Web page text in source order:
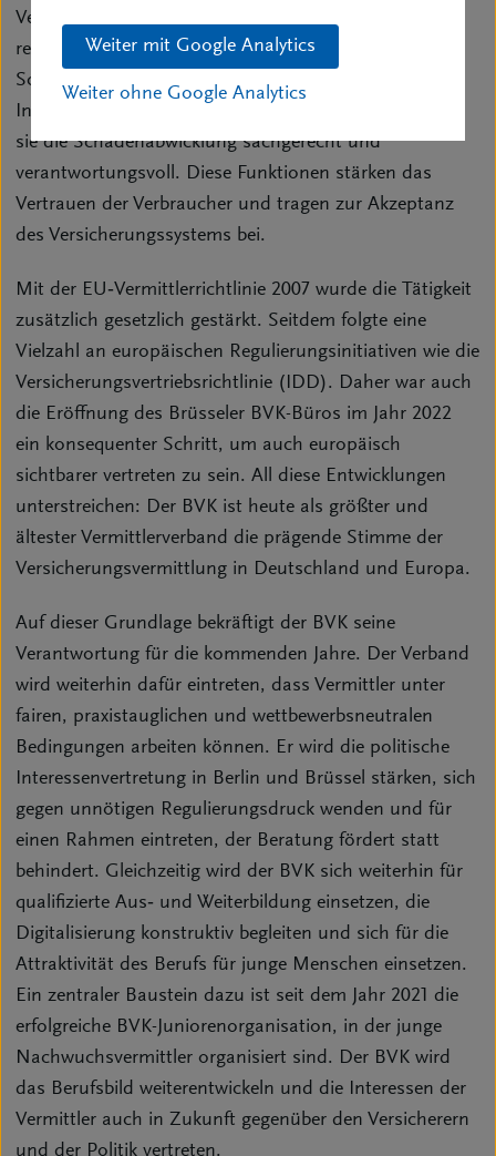
Weiter mit Google Analytics
Weiter ohne Google Analytics
Versicherungsunternehmens Schäden des Kunden
regulieren, nehmen Versicherungsmakler im
Schadenmanagement eine andere Rolle ein. Als
Interessenvertreter der Versicherungsnehmer begleiten
sie die Schadenabwicklung sachgerecht und
verantwortungsvoll. Diese Funktionen stärken das
Vertrauen der Verbraucher und tragen zur Akzeptanz
des Versicherungssystems bei.
Mit der EU‑Vermittlerrichtlinie 2007 wurde die Tätigkeit
zusätzlich gesetzlich gestärkt. Seitdem folgte eine
Vielzahl an europäischen Regulierungsinitiativen wie die
Versicherungsvertriebsrichtlinie (IDD). Daher war auch
die Eröffnung des Brüsseler BVK-Büros im Jahr 2022
ein konsequenter Schritt, um auch europäisch
sichtbarer vertreten zu sein. All diese Entwicklungen
unterstreichen: Der BVK ist heute als größter und
ältester Vermittlerverband die prägende Stimme der
Versicherungsvermittlung in Deutschland und Europa.
Auf dieser Grundlage bekräftigt der BVK seine
Verantwortung für die kommenden Jahre. Der Verband
wird weiterhin dafür eintreten, dass Vermittler unter
fairen, praxistauglichen und wettbewerbsneutralen
Bedingungen arbeiten können. Er wird die politische
Interessenvertretung in Berlin und Brüssel stärken, sich
gegen unnötigen Regulierungsdruck wenden und für
einen Rahmen eintreten, der Beratung fördert statt
behindert. Gleichzeitig wird der BVK sich weiterhin für
qualifizierte Aus‑ und Weiterbildung einsetzen, die
Digitalisierung konstruktiv begleiten und sich für die
Attraktivität des Berufs für junge Menschen einsetzen.
Ein zentraler Baustein dazu ist seit dem Jahr 2021 die
erfolgreiche BVK-Juniorenorganisation, in der junge
Nachwuchsvermittler organisiert sind. Der BVK wird
das Berufsbild weiterentwickeln und die Interessen der
Vermittler auch in Zukunft gegenüber den Versicherern
und der Politik vertreten.